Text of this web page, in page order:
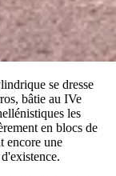
se dresse
bâtie au IVe
les
en blocs de
encore une